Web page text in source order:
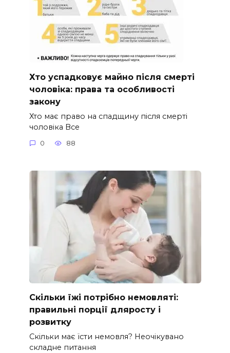
Хто успадковує майно після смерті
чоловіка: права та особливості
закону
Хто має право на спадщину після смерті
чоловіка Все
0 88
Скільки їжі потрібно немовляті:
правильні порції дляросту і
розвитку
Скільки має їсти немовля? Неочікувано
складне питання